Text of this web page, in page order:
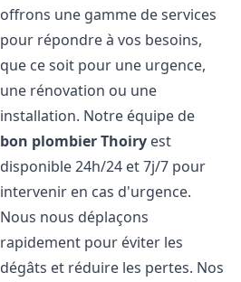
offrons une gamme de services
pour répondre à vos besoins,
que ce soit pour une urgence,
une rénovation ou une
installation. Notre équipe de
bon plombierThoiry est
disponible 24h/24 et 7j/7 pour
intervenir en cas d'urgence.
Nous nous déplaçons
rapidement pour éviter les
dégâts et réduire les pertes. Nos